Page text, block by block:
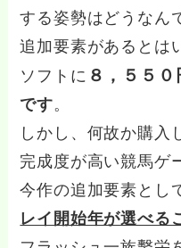
する姿勢はどうなん
追加要素があるとは
ソフトに ８，５５０
です。
しかし、何故か購入
完成度が高い競馬ゲ
今作の追加要素とし
レイ開始年が選べる